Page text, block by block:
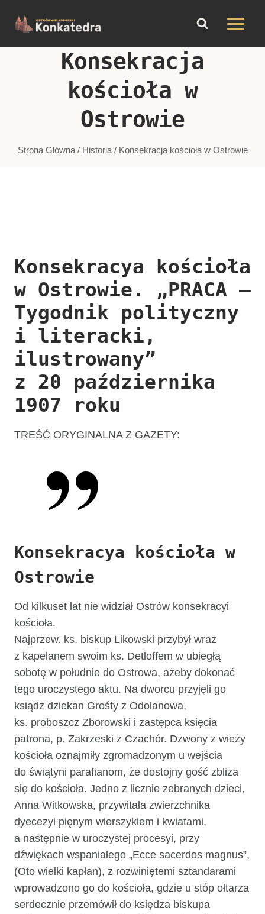
treści
Konsekracja
kościoła w
Ostrowie
Strona Główna / Historia / Konsekracja kościoła w Ostrowie
Konsekracya kościoła
w Ostrowie. „PRACA –
Tygodnik polityczny
i literacki,
ilustrowany”
z 20 października
1907 roku
TREŚĆ ORYGINALNA Z GAZETY:
Konsekracya kościoła w
Ostrowie
Od kilkuset lat nie widział Ostrów konsekracyi
kościoła.
Najprzew. ks. biskup Likowski przybył wraz
z kapelanem swoim ks. Detloffem w ubiegłą
sobotę w południe do Ostrowa, ażeby dokonać
tego uroczystego aktu. Na dworcu przyjęli go
ksiądz dziekan Grośty z Odolanowa,
ks. proboszcz Zborowski i zastępca księcia
patrona, p. Zakrzeski z Czachór. Dzwony z wieży
kościoła oznajmiły zgromadzonym u wejścia
do świątyni parafianom, że dostojny gość zbliża
się do kościoła. Jedno z licznie zebranych dzieci,
Anna Witkowska, przywitała zwierzchnika
dyecezyi pięnym wierszykiem i kwiatami,
a następnie w uroczystej procesyi, przy
dźwiękach wspaniałego „Ecce sacerdos magnus”,
(Oto wielki kapłan), z rozwiniętemi sztandarami
wprowadzono go do kościoła, gdzie u stóp ołtarza
serdecznie przemówił do księdza biskupa